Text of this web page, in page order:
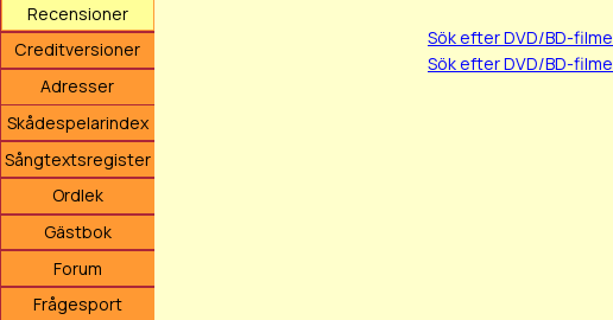
Recensioner
Creditversioner
Adresser
Skådespelarindex
Sångtextsregister
Ordlek
Gästbok
Forum
Frågesport
Sök efter DVD/BD-
Sök efter DVD/BD-